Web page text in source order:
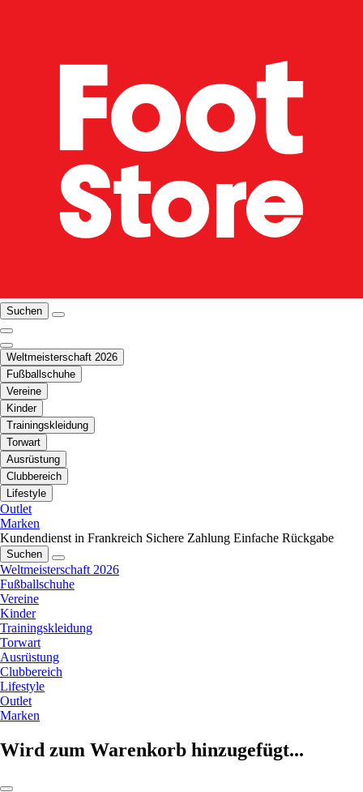
Suchen
Weltmeisterschaft 2026
Fußballschuhe
Vereine
Kinder
Trainingskleidung
Torwart
Ausrüstung
Clubbereich
Lifestyle
Outlet
Marken
Kundendienst in Frankreich Sichere Zahlung Einfache Rückgabe
Suchen
Weltmeisterschaft 2026
Fußballschuhe
Vereine
Kinder
Trainingskleidung
Torwart
Ausrüstung
Clubbereich
Lifestyle
Outlet
Marken
Wird zum Warenkorb hinzugefügt...